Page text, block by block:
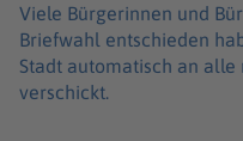
Viele Bürgerinnen und
Briefwahl entschieden
Stadt automatisch an
verschickt.